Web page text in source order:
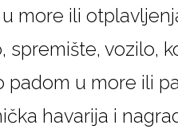
more ili
spremište, vozilo,
padom u more ili
havarija i